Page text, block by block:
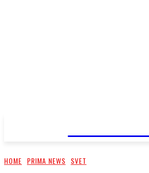
HOME PRIMA NEWS SVET